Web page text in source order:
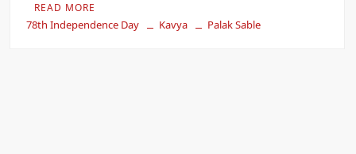
READ MORE
78th Independence Day Kavya Palak Sable